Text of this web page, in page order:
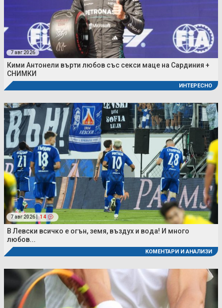
7 авг 2026
Кими Антонели върти любов със секси маце на Сардиния +
СНИМКИ
ИНТЕРЕСНО
7 авг 2026 | 14
В Левски всичко е огън, земя, въздух и вода! И много
любов...
КОМЕНТАРИ И АНАЛИЗИ